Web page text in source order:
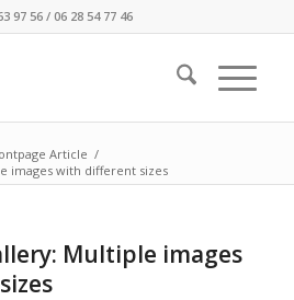
97 56 / 06 28 54 77 46
Article /
images with different sizes
Multiple images